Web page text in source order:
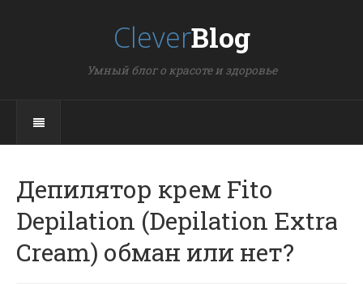
CleverBlog
Умный блог о красоте и здоровье
Депилятор крем Fito
Depilation (Depilation Extra
Cream) обман или нет?